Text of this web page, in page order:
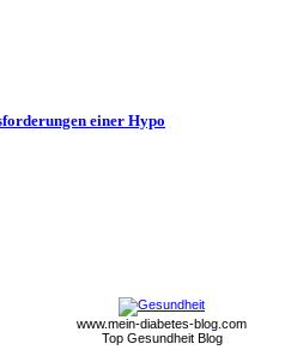
einer Hypo
www.mein-diabetes-blog.com
Top Gesundheit Blog